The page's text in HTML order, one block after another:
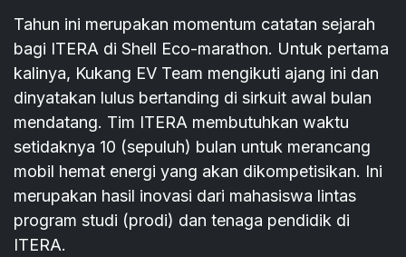
Tahun ini merupakan momentum catatan sejarah
bagi ITERA di Shell Eco-marathon. Untuk pertama
kalinya, Kukang EV Team mengikuti ajang ini dan
dinyatakan lulus bertanding di sirkuit awal bulan
mendatang. Tim ITERA membutuhkan waktu
setidaknya 10 (sepuluh) bulan untuk merancang
mobil hemat energi yang akan dikompetisikan. Ini
merupakan hasil inovasi dari mahasiswa lintas
program studi (prodi) dan tenaga pendidik di
ITERA.